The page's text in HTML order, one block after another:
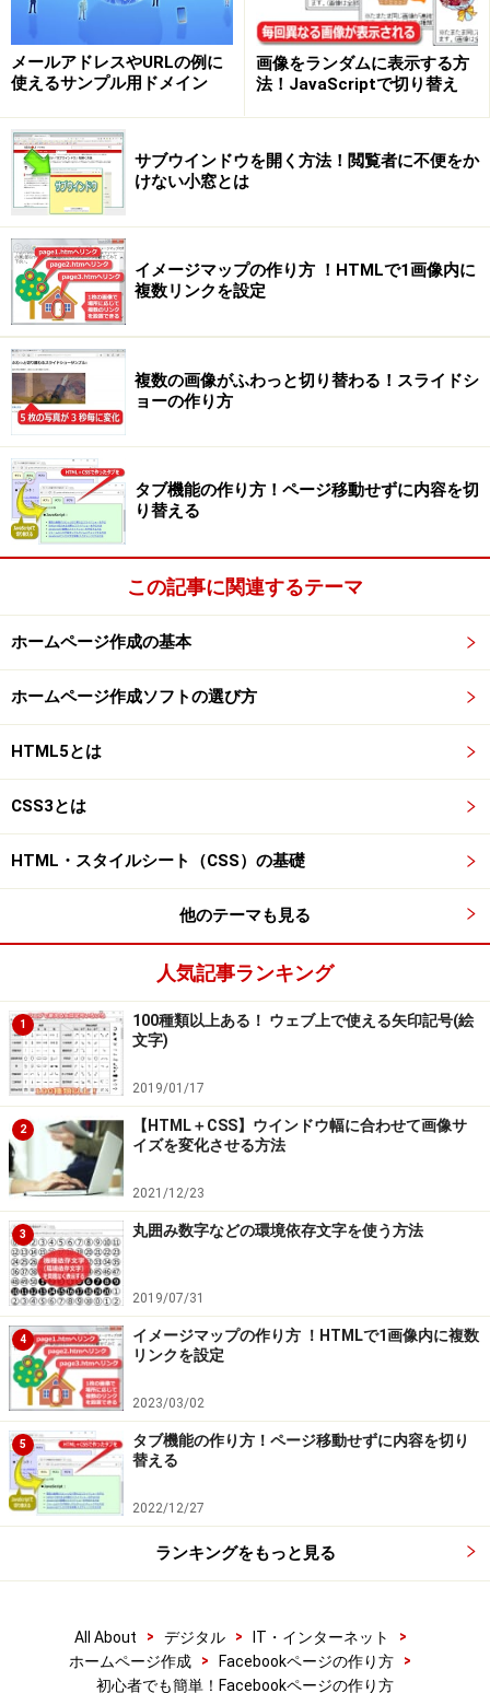
メールアドレスやURLの例に
使えるサンプル用ドメイン
画像をランダムに表示する方
法！JavaScriptで切り替え
サブウインドウを開く方法！閲覧者に不便をか
けない小窓とは
イメージマップの作り方 ！HTMLで1画像内に
複数リンクを設定
複数の画像がふわっと切り替わる！スライドシ
ョーの作り方
タブ機能の作り方！ページ移動せずに内容を切
り替える
この記事に関連するテーマ
ホームページ作成の基本
ホームページ作成ソフトの選び方
HTML5とは
CSS3とは
HTML・スタイルシート（CSS）の基礎
他のテーマも見る
人気記事ランキング
1
100種類以上ある！ ウェブ上で使える矢印記号(絵
文字)
2019/01/17
2
【HTML＋CSS】ウインドウ幅に合わせて画像サ
イズを変化させる方法
2021/12/23
3 丸囲み数字などの環境依存文字を使う方法
2019/07/31
4
イメージマップの作り方 ！HTMLで1画像内に複数
リンクを設定
2023/03/02
5
タブ機能の作り方！ページ移動せずに内容を切り
替える
2022/12/27
ランキングをもっと見る
All About > デジタル > IT・インターネット
>
ホームページ作成
> Facebookページの作り方
>
初心者でも簡単！Facebookページの作り方